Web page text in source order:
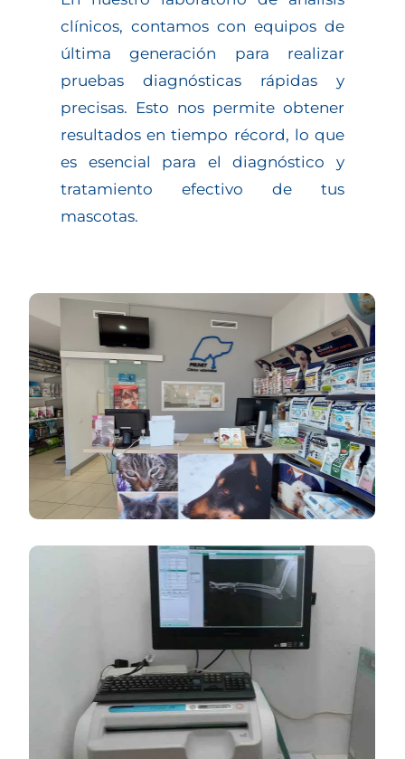
clínicos, contamos con equipos de
última generación para realizar
pruebas diagnósticas rápidas y
precisas. Esto nos permite obtener
resultados en tiempo récord, lo que
es esencial para el diagnóstico y
tratamiento efectivo de tus
mascotas.